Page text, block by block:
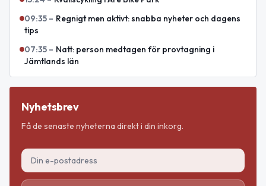
09:35 – Regnigt men aktivt: snabba nyheter och dagens
tips
07:35 – Natt: person medtagen för provtagning i
Jämtlands län
Nyhetsbrev
Få de senaste nyheterna direkt i din inkorg.